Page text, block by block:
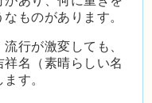
ものがあります。
行が激変しても、
名（素晴らしい名
す。